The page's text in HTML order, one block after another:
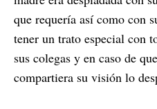
que requería así como con
tener un trato especial con
sus colegas y en caso de
compartiera su visión lo